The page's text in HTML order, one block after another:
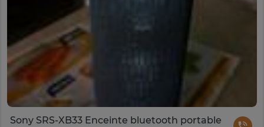
Sony SRS-XB33 Enceinte bluetooth portable